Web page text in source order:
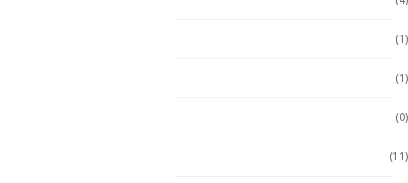
(1)
(1)
(0)
(11)